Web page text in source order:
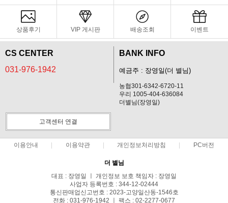
상품후기 VIP 게시판 배송조회 이벤트
CS CENTER
031-976-1942
BANK INFO
예금주 : 장영일(더 별님)
농협301-6342-6720-11
우리 1005-404-636084
더별님(장영일)
고객센터 연결
이용안내 이용약관 개인정보처리방침 PC버전
더 별님
대표 : 장영일 ㅣ 개인정보 보호 책임자 : 장영일
사업자 등록번호 : 344-12-02444
통신판매업신고번호 : 2023-고양일산동-1546호
전화 : 031-976-1942 ㅣ 팩스 : 02-2277-0677